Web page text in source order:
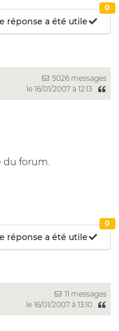
réponse a été utile
0
5026 messages
le 16/01/2007 à 12:13
du forum
réponse a été utile
0
11 messages
le 16/01/2007 à 13:10